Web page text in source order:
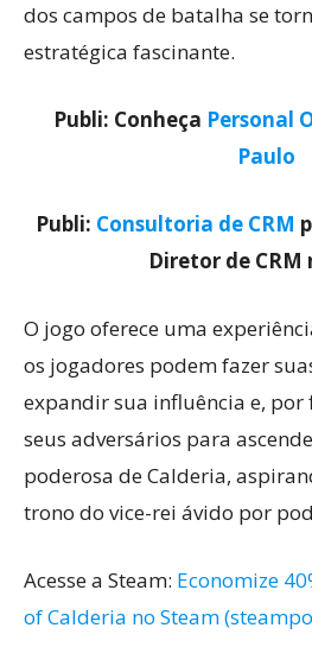
dos campos de batalha se
estratégica fascinante.
Publi: Conheça Personal
Paulo
Publi: Consultoria de CRM
Diretor de CRM
O jogo oferece uma
os jogadores podem fazer
expandir sua influência e,
seus adversários para
poderosa de Calderia,
trono do vice-rei ávido por
Acesse a Steam: Economize
of Calderia no Steam